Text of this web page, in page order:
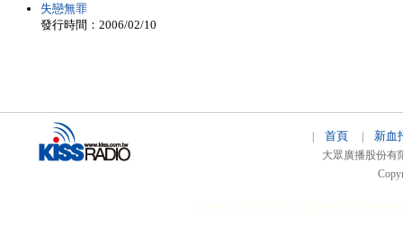
失戀無罪
發行時間：2006/02/10
首頁 新血
大眾廣播股份有